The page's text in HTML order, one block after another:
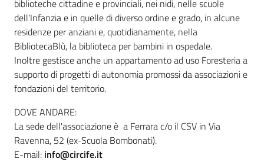
biblioteche cittadine e provinciali, nei nidi, nelle scuole
dell’Infanzia e in quelle di diverso ordine e grado, in alcune
residenze per anziani e, quotidianamente, nella
BibliotecaBlù, la biblioteca per bambini in ospedale.
Inoltre gestisce anche un appartamento ad uso Foresteria a
supporto di progetti di autonomia promossi da associazioni e
fondazioni del territorio.
DOVE ANDARE:
La sede dell'associazione è a Ferrara c/o il CSV in Via
Ravenna, 52 (ex-Scuola Bombonati).
E-mail: info@circife.it